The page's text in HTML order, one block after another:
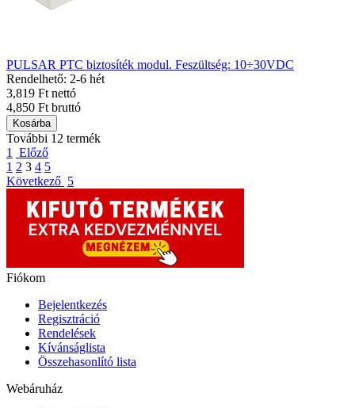
PULSAR PTC biztosíték modul. Feszültség: 10÷30VDC
Rendelhető: 2-6 hét
3,819 Ft nettó
4,850 Ft bruttó
Kosárba
További 12 termék
1
Előző
1 2 3 4 5
Következő 5
Fiókom
Bejelentkezés
Regisztráció
Rendelések
Kívánságlista
Összehasonlító lista
Webáruház